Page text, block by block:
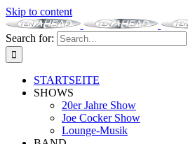
Skip to content
Search for:
STARTSEITE
SHOWS
20er Jahre Show
Joe Cocker Show
Lounge-Musik